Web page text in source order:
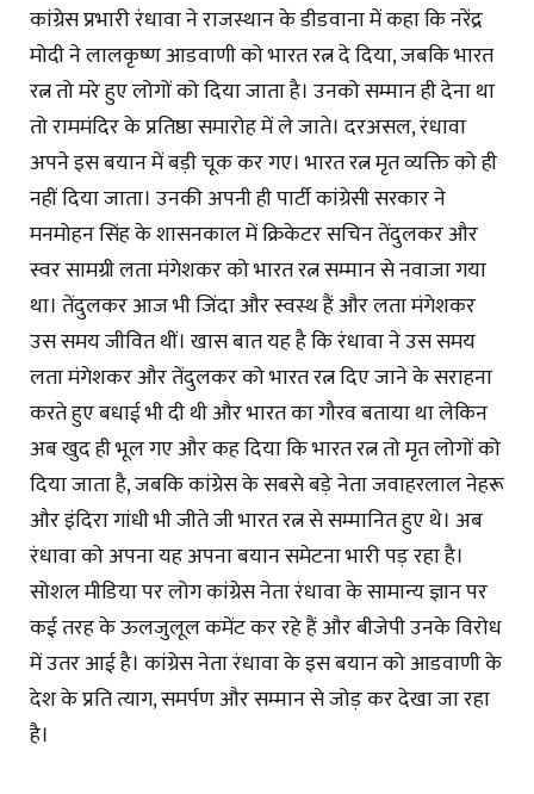
कांग्रेस प्रभारी रंधावा ने राजस्थान के डीडवाना में कहा कि नरेंद्र
मोदी ने लालकृष्ण आडवाणी को भारत रत्न दे दिया, जबकि भारत
रत्न तो मरे हुए लोगों को दिया जाता है। उनको सम्मान ही देना था
तो राममंदिर के प्रतिष्ठा समारोह में ले जाते। दरअसल, रंधावा
अपने इस बयान में बड़ी चूक कर गए। भारत रत्न मृत व्यक्ति को ही
नहीं दिया जाता। उनकी अपनी ही पार्टी कांग्रेसी सरकार ने
मनमोहन सिंह के शासनकाल में क्रिकेटर सचिन तेंदुलकर और
स्वर सामग्री लता मंगेशकर को भारत रत्न सम्मान से नवाजा गया
था। तेंदुलकर आज भी जिंदा और स्वस्थ हैं और लता मंगेशकर
उस समय जीवित थीं। खास बात यह है कि रंधावा ने उस समय
लता मंगेशकर और तेंदुलकर को भारत रत्न दिए जाने के सराहना
करते हुए बधाई भी दी थी और भारत का गौरव बताया था लेकिन
अब खुद ही भूल गए और कह दिया कि भारत रत्न तो मृत लोगों को
दिया जाता है, जबकि कांग्रेस के सबसे बड़े नेता जवाहरलाल नेहरू
और इंदिरा गांधी भी जीते जी भारत रत्न से सम्मानित हुए थे। अब
रंधावा को अपना यह अपना बयान समेटना भारी पड़ रहा है।
सोशल मीडिया पर लोग कांग्रेस नेता रंधावा के सामान्य ज्ञान पर
कई तरह के ऊलजुलूल कमेंट कर रहे हैं और बीजेपी उनके विरोध
में उतर आई है। कांग्रेस नेता रंधावा के इस बयान को आडवाणी के
देश के प्रति त्याग, समर्पण और सम्मान से जोड़ कर देखा जा रहा
है।